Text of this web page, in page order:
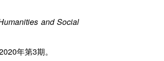
and Social
年第3期。